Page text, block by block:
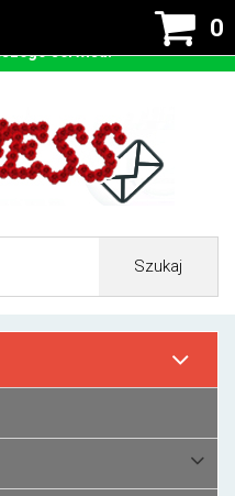
0
Szukaj
- czyli tzw ciastek w celu
przyjmowanie cookies
serwisu.